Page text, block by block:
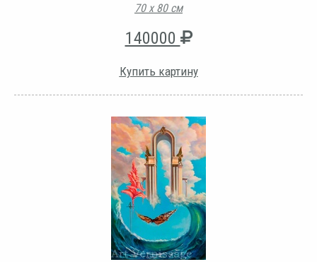
70 х 80 см
140000
Купить картину